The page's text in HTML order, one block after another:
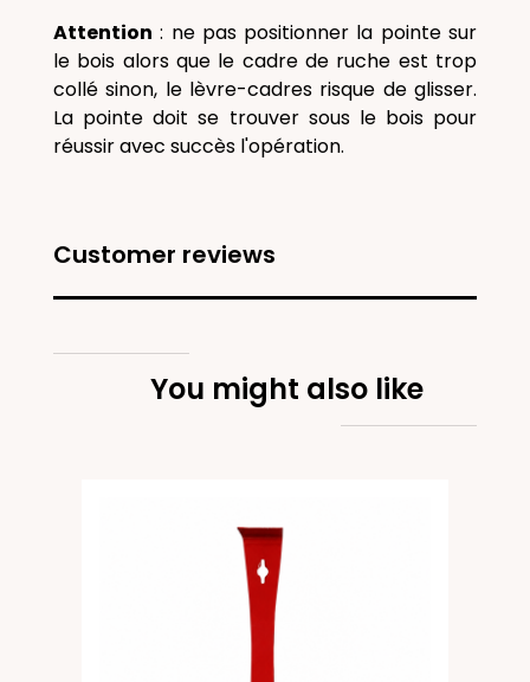
Attention : ne pas positionner la pointe sur
le bois alors que le cadre de ruche est trop
collé sinon, le lèvre-cadres risque de glisser.
La pointe doit se trouver sous le bois pour
réussir avec succès l'opération.
Customer reviews
You might also like